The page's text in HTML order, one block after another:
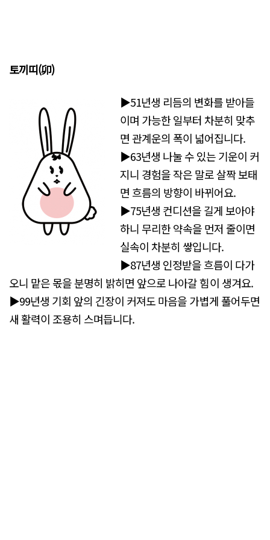
토끼띠(卯)
▶51년생 리듬의 변화를 받아들
이며 가능한 일부터 차분히 맞추
면 관계운의 폭이 넓어집니다.
▶63년생 나눌 수 있는 기운이 커
지니 경험을 작은 말로 살짝 보태
면 흐름의 방향이 바뀌어요.
▶75년생 컨디션을 길게 보아야
하니 무리한 약속을 먼저 줄이면
실속이 차분히 쌓입니다.
▶87년생 인정받을 흐름이 다가
오니 맡은 몫을 분명히 밝히면 앞으로 나아갈 힘이 생겨요.
▶99년생 기회 앞의 긴장이 커져도 마음을 가볍게 풀어두면
새 활력이 조용히 스며듭니다.